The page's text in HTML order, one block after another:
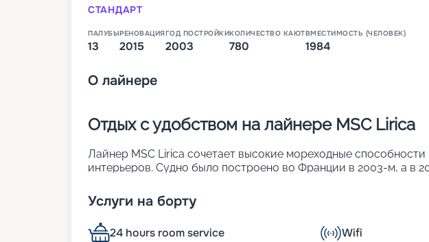
СТАНДАРТ
ПАЛУБЫ
13
РЕНОВАЦИЯ
2015
ГОД ПОСТРОЙКИ
2003
КОЛИЧЕСТВО КАЮТ
780
ВМЕСТИМОСТЬ (ЧЕЛОВЕК)
1984
О лайнере
Отдых с удобством на лайнере MSC Lirica
Лайнер MSC Lirica сочетает высокие мореходные
интерьеров. Судно было построено во Франции в 2003-м, а в
обставленных каютах можно заселить до 1 984 человек.
лайнера:
• ширина – 29 м;
• длина – 275 м;
Услуги на борту
24 hours room service Wifi